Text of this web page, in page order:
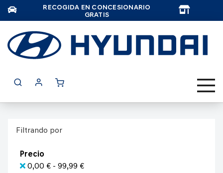
RECOGIDA EN CONCESIONARIO
GRATIS
Filtrando por
Precio
0,00 € - 99,99 €